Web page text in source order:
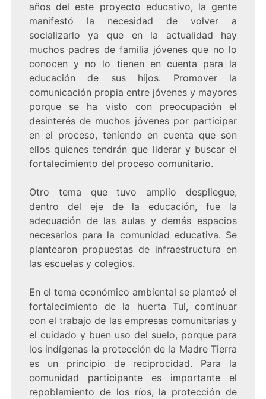
años del este proyecto educativo, la gente
manifestó la necesidad de volver a
socializarlo ya que en la actualidad hay
muchos padres de familia jóvenes que no lo
conocen y no lo tienen en cuenta para la
educación de sus hijos. Promover la
comunicación propia entre jóvenes y mayores
porque se ha visto con preocupación el
desinterés de muchos jóvenes por participar
en el proceso, teniendo en cuenta que son
ellos quienes tendrán que liderar y buscar el
fortalecimiento del proceso comunitario.
Otro tema que tuvo amplio despliegue,
dentro del eje de la educación, fue la
adecuación de las aulas y demás espacios
necesarios para la comunidad educativa. Se
plantearon propuestas de infraestructura en
las escuelas y colegios.
En el tema económico ambiental se planteó el
fortalecimiento de la huerta Tul, continuar
con el trabajo de las empresas comunitarias y
el cuidado y buen uso del suelo, porque para
los indígenas la protección de la Madre Tierra
es un principio de reciprocidad. Para la
comunidad participante es importante el
repoblamiento de los ríos, la protección de